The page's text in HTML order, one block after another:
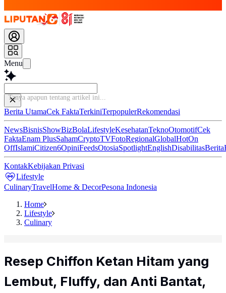
Menu
Baca
Berita UtamaCek FaktaTerkiniTerpopulerRekomendasi
NewsBisnisShowBizBolaLifestyleKesehatanTeknoOtomotifCek
FaktaEnam PlusSahamCryptoTVFotoRegionalGlobalHotOn
OffIslamiCitizen6OpiniFeedsOtosiaSpotlightEnglishDisabilitasBerita
KontakKebijakan Privasi
Lifestyle
CulinaryTravelHome & DecorPesona Indonesia
Home
Lifestyle
Culinary
Resep Chiffon Ketan Hitam yang
Lembut, Fluffy, dan Anti Bantat,